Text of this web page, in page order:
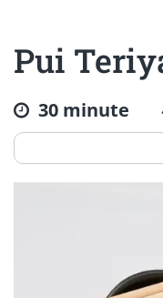
Pui
30 minute